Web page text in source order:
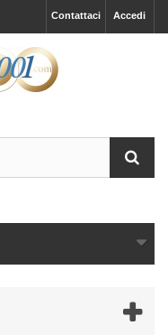
Accedi
Contattaci